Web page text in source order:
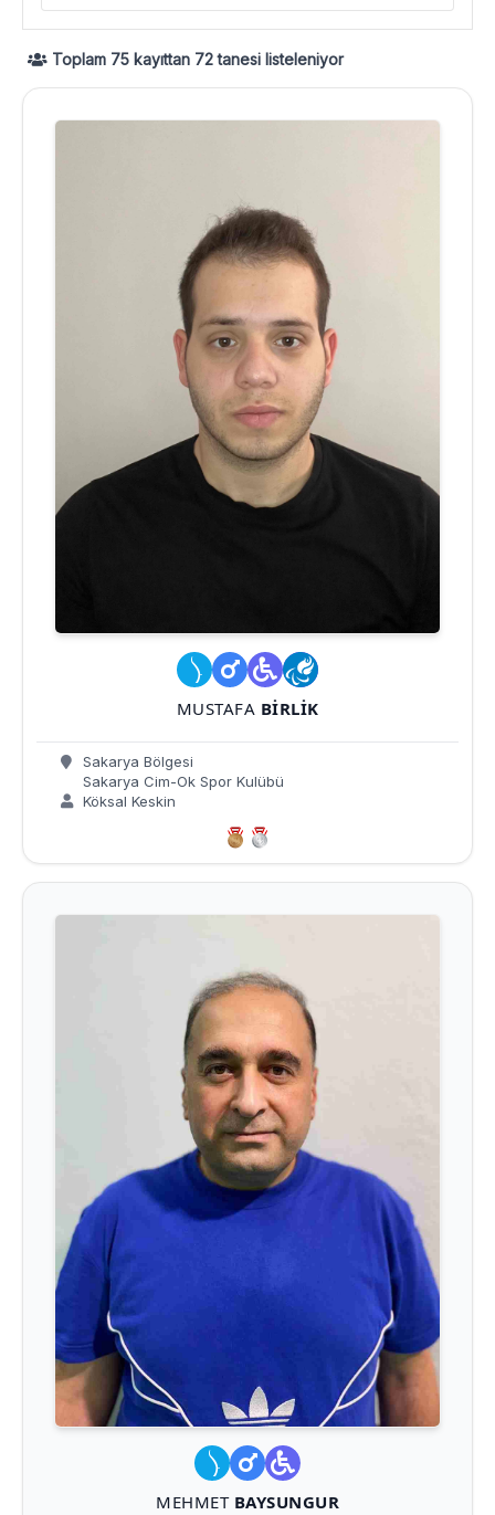
Toplam 75kayıttan 72tanesi listeleniyor
MUSTAFA BIRLIK
Sakarya Bölgesi
Sakarya Cim-Ok Spor Kulübü
Köksal Keskin
MEHMET BAYSUNGUR